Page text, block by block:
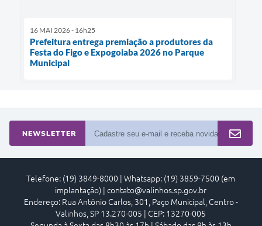
16 MAI 2026 - 16h25
Prefeitura entrega premiação a produtores da
Festa do Figo e Expogoiaba 2026 no Parque
Municipal
NEWSLETTER
Telefone: (19) 3849-8000 | Whatsapp: (19) 3859-7500 (em
implantação) | contato@valinhos.sp.gov.br
Endereço: Rua Antônio Carlos, 301, Paço Municipal, Centro -
Valinhos, SP 13.270-005 | CEP: 13270-005